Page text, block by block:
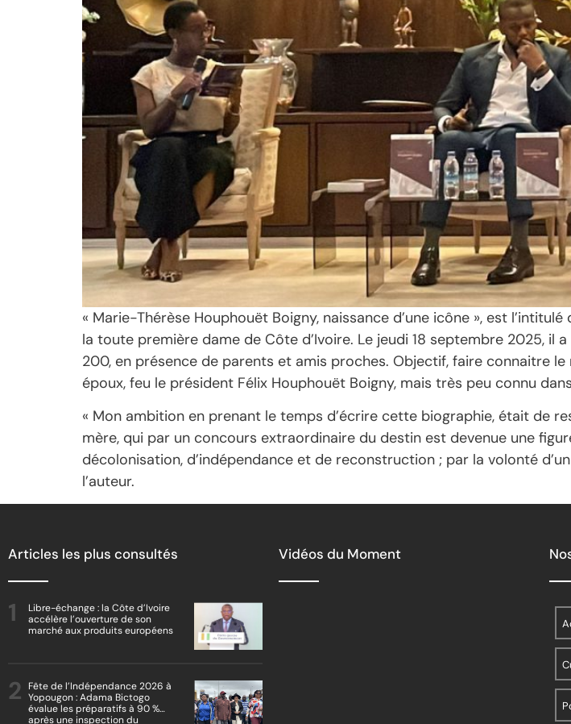
« Marie-Thérèse Houphouët Boigny, naissance d’une icône », est
la toute première dame de Côte d’Ivoire. Le jeudi 18 septembre 2025,
200, en présence de parents et amis proches. Objectif, faire connaitre
époux, feu le président Félix Houphouët Boigny, mais très peu connu
« Mon ambition en prenant le temps d’écrire cette biographie, était de
mère, qui par un concours extraordinaire du destin est devenue une
décolonisation, d’indépendance et de reconstruction ; par la volonté
l’auteur.
Articles les plus consultés
Libre-échange : la Côte d’Ivoire
accélère l’ouverture de son
marché aux produits européens
Fête de l’Indépendance 2026 à
Yopougon : Adama Bictogo
évalue les préparatifs à 90 %
après une inspection du
Vidéos du Moment